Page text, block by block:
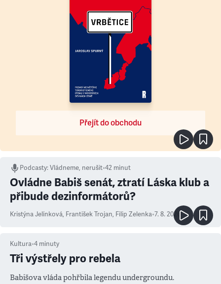
Přejít do obchodu
Podcasty:Vládneme, nerušit•42 minut
Ovládne Babiš senát, ztratí Láska klub a
přibude dezinformátorů?
Kristýna Jelínková, František Trojan, Filip Zelenka•7. 8. 2026
Kultura•4 minuty
Tři výstřely pro rebela
Babišova vláda pohřbila legendu undergroundu.